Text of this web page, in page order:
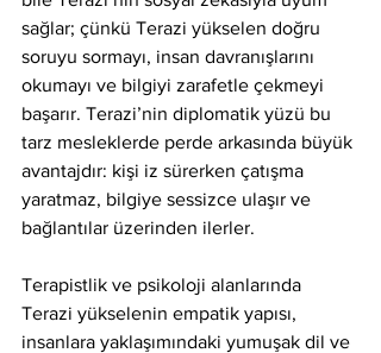
sağlar; çünkü Terazi yükselen doğru
soruyu sormayı, insan davranışlarını
okumayı ve bilgiyi zarafetle çekmeyi
başarır. Terazi’nin diplomatik yüzü bu
tarz mesleklerde perde arkasında büyük
avantajdır: kişi iz sürerken çatışma
yaratmaz, bilgiye sessizce ulaşır ve
bağlantılar üzerinden ilerler.
Terapistlik ve psikoloji alanlarında
Terazi yükselenin empatik yapısı,
insanlara yaklaşımındaki yumuşak dil ve